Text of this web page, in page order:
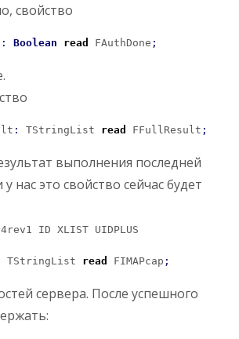
свойство
: Boolean read FAuthDone ;
: TStringList read FFullResult ;
выполнения последней
нас это свойство сейчас будет
ID XLIST UIDPLUS
TStringList read FIMAPcap ;
сервера. После успешного